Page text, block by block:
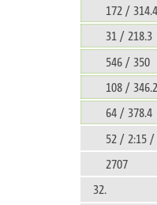
172 / 314.4
31 / 218.3
546 / 350
108 / 346.2
64 / 378.4
52 / 2:15 /
2707
32.